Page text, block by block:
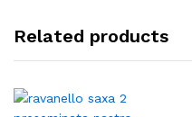
Related products